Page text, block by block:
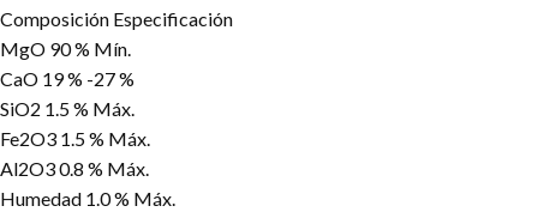
Composición Especificación
MgO 90 % Mín.
CaO 19 % -27 %
SiO2 1.5 % Máx.
Fe2O3 1.5 % Máx.
Al2O3 0.8 % Máx.
Humedad 1.0 % Máx.